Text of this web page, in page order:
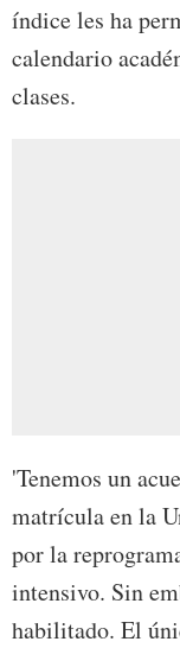
índice les ha
calendario
clases.
'Tenemos un
matrícula en la
por la
intensivo. Sin
habilitado. El